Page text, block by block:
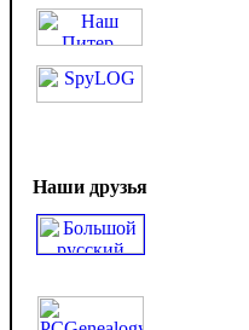
Наши друзья